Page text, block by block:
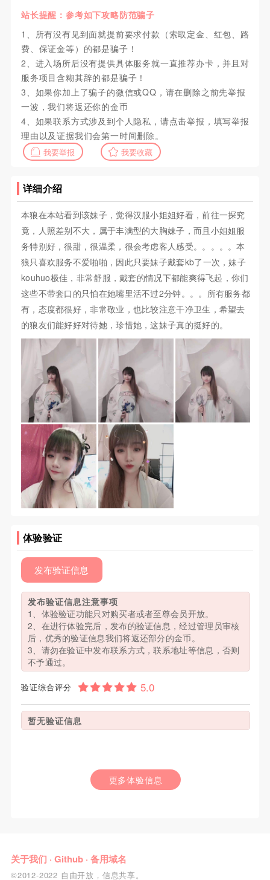
站长提醒：参考如下攻略防范骗子
1、所有没有见到面就提前要求付款（索取定金、红包、路
费、保证金等）的都是骗子！
2、进入场所后没有提供具体服务就一直推荐办卡，并且对
服务项目含糊其辞的都是骗子！
3、如果你加上了骗子的微信或QQ，请在删除之前先举报
一波，我们将返还你的金币
4、如果联系方式涉及到个人隐私，请点击举报，填写举报
理由以及证据我们会第一时间删除。
我要举报 我要收藏
详细介绍
本狼在本站看到该妹子，觉得汉服小姐姐好看，前往一探究
竟，人照差别不大，属于丰满型的大胸妹子，而且小姐姐服
务特别好，很甜，很温柔，很会考虑客人感受。。。。。本
狼只喜欢服务不爱啪啪，因此只要妹子戴套kb了一次，妹子
kouhuo极佳，非常舒服，戴套的情况下都能爽得飞起，你们
这些不带套口的只怕在她嘴里活不过2分钟。。。所有服务都
有，态度都很好，非常敬业，也比较注意干净卫生，希望去
的狼友们能好好对待她，珍惜她，这妹子真的挺好的。
体验验证
发布验证信息
发布验证信息注意事项
1、体验验证功能只对购买者或者至尊会员开放。
2、在进行体验完后，发布的验证信息，经过管理员审核
后，优秀的验证信息我们将返还部分的金币。
3、请勿在验证中发布联系方式，联系地址等信息，否则
不予通过。
验证综合评分
暂无验证信息
更多体验信息
关于我们 · Github· 备用域名
©2012-2022 自由开放，信息共享。